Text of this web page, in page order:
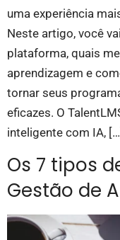
uma experiência
Neste artigo, você
plataforma, quais
aprendizagem e
tornar seus
eficazes. O
inteligente com IA,
Os 7 tipos
Gestão de